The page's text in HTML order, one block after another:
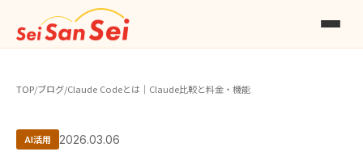
TOP/ブログ/Claude Codeとは｜Claude比較と料金・機能
AI活用 2026.03.06